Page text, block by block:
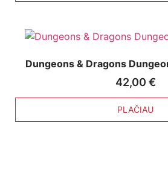
Dungeons & Dragons
42,00 €
PLAČIAU